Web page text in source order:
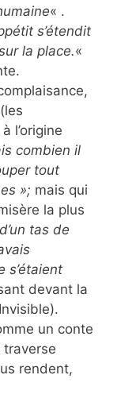
« .
s’étendit
la place.«
l’origine
combien il
tout
»; mais qui
la plus
tas de
s’étaient
devant la
un conte
traverse
rendent,